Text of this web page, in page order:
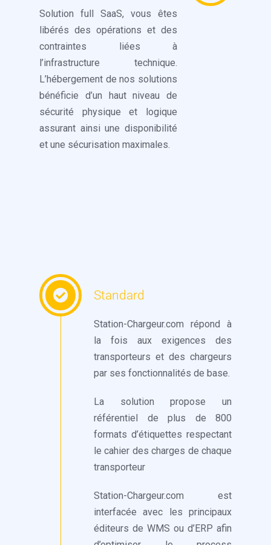
Solution full SaaS, vous êtes
libérés des opérations et des
contraintes liées à
l’infrastructure technique.
L’hébergement de nos solutions
bénéficie d’un haut niveau de
sécurité physique et logique
assurant ainsi une disponibilité
et une sécurisation maximales.
Standard
Station-Chargeur.com répond à
la fois aux exigences des
transporteurs et des chargeurs
par ses fonctionnalités de base.
La solution propose un
référentiel de plus de 800
formats d’étiquettes respectant
le cahier des charges de chaque
transporteur
Station-Chargeur.com est
interfacée avec les principaux
éditeurs de WMS ou d’ERP afin